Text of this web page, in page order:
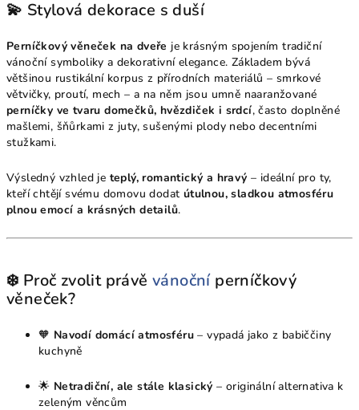
💫 Stylová dekorace s duší
Perníčkový věneček na dveře je krásným spojením tradiční
vánoční symboliky a dekorativní elegance. Základem bývá
většinou rustikální korpus z přírodních materiálů – smrkové
větvičky, proutí, mech – a na něm jsou umně naaranžované
perníčky ve tvaru domečků, hvězdiček i srdcí, často doplněné
mašlemi, šňůrkami z juty, sušenými plody nebo decentními
stužkami.
Výsledný vzhled je teplý, romantický a hravý – ideální pro ty,
kteří chtějí svému domovu dodat útulnou, sladkou atmosféru
plnou emocí a krásných detailů.
❄️ Proč zvolit právě vánočníperníčkový
věneček?
🧡 Navodí domácí atmosféru – vypadá jako z babiččiny
kuchyně
🌟 Netradiční, ale stále klasický – originální alternativa k
zeleným věncům